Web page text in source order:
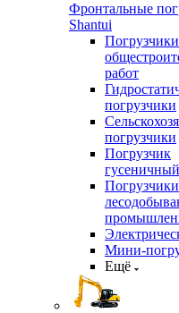
Фронтальные
Shantui
работ
погрузчики
погрузчики
Погрузчик
гусеничный
Мини-
Ещё